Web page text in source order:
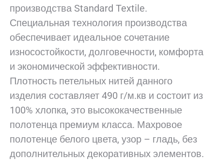
производства Standard Textile.
Специальная технология производства
обеспечивает идеальное сочетание
износостойкости, долговечности, комфорта
и экономической эффективности.
Плотность петельных нитей данного
изделия составляет 490 г/м.кв и состоит из
100% хлопка, это высококачественные
полотенца премиум класса. Махровое
полотенце белого цвета, узор – гладь, без
дополнительных декоративных элементов.